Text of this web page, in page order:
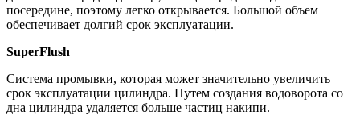
посередине, поэтому легко открывается. Большой объем
обеспечивает долгий срок эксплуатации.
SuperFlush
Система промывки, которая может значительно увеличить
срок эксплуатации цилиндра. Путем создания водоворота со
дна цилиндра удаляется больше частиц накипи.